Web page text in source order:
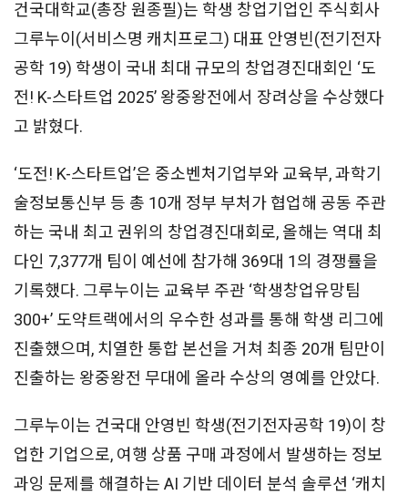
건국대학교(총장 원종필)는 학생 창업기업인 주식회사
그루누이(서비스명 캐치프로그) 대표 안영빈(전기전자
공학 19) 학생이 국내 최대 규모의 창업경진대회인 ‘도
전! K-스타트업 2025’ 왕중왕전에서 장려상을 수상했다
고 밝혔다.
‘도전! K-스타트업’은 중소벤처기업부와 교육부, 과학기
술정보통신부 등 총 10개 정부 부처가 협업해 공동 주관
하는 국내 최고 권위의 창업경진대회로, 올해는 역대 최
다인 7,377개 팀이 예선에 참가해 369대 1의 경쟁률을
기록했다. 그루누이는 교육부 주관 ‘학생창업유망팀
300+’ 도약트랙에서의 우수한 성과를 통해 학생 리그에
진출했으며, 치열한 통합 본선을 거쳐 최종 20개 팀만이
진출하는 왕중왕전 무대에 올라 수상의 영예를 안았다.
그루누이는 건국대 안영빈 학생(전기전자공학 19)이 창
업한 기업으로, 여행 상품 구매 과정에서 발생하는 정보
과잉 문제를 해결하는 AI 기반 데이터 분석 솔루션 ‘캐치